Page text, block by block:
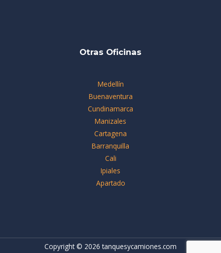
Otras Oficinas
Medellín
Buenaventura
Cundinamarca
Manizales
Cartagena
Barranquilla
Cali
Ipiales
Apartado
Copyright © 2026 tanquesycamiones.com